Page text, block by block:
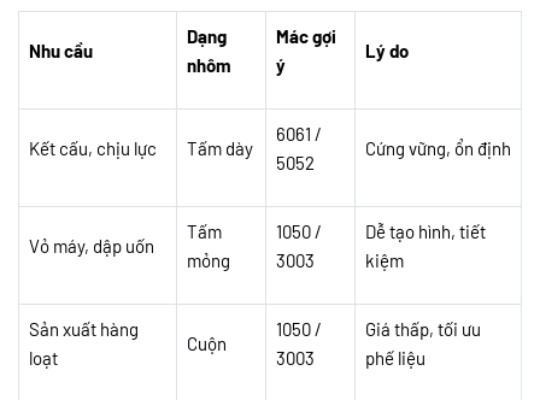
Nhu cầu
Dạng
nhôm
Mác gợi
ý
Lý do
Kết cấu, chịu lực Tấm dày
6061 /
5052
Cứng vững, ổn định
Vỏ máy, dập uốn
Tấm
mỏng
1050 /
3003
Dễ tạo hình, tiết
kiệm
Sản xuất hàng
loạt
Cuộn
1050 /
3003
Giá thấp, tối ưu
phế liệu